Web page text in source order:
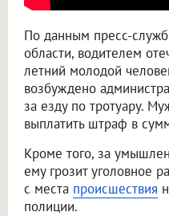
По данным пресс-
области, водителем
летний молодой
возбуждено
за езду по тротуару.
выплатить штраф в
Кроме того, за
ему грозит уголовное
с места происшествия
полиции.